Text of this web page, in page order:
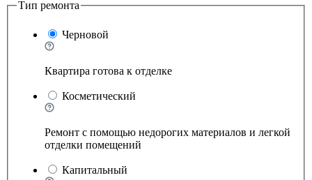
Тип ремонта
Черновой
Квартира готова к отделке
Косметический
Ремонт с помощью недорогих материалов и легкой
отделки помещений
Капитальный